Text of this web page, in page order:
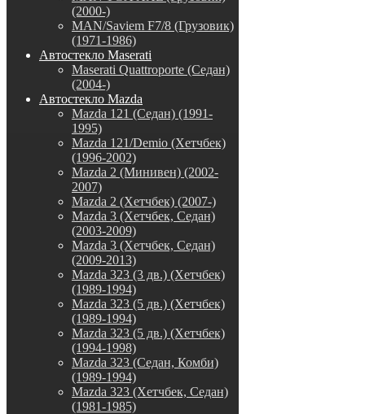
(2000-)
MAN/Saviem F7/8 (Грузовик)
(1971-1986)
Автостекло Maserati
Maserati Quattroporte (Седан)
(2004-)
Автостекло Mazda
Mazda 121 (Седан) (1991-
1995)
Mazda 121/Demio (Хетчбек)
(1996-2002)
Mazda 2 (Минивен) (2002-
2007)
Mazda 2 (Хетчбек) (2007-)
Mazda 3 (Хетчбек, Седан)
(2003-2009)
Mazda 3 (Хетчбек, Седан)
(2009-2013)
Mazda 323 (3 дв.) (Хетчбек)
(1989-1994)
Mazda 323 (5 дв.) (Хетчбек)
(1989-1994)
Mazda 323 (5 дв.) (Хетчбек)
(1994-1998)
Mazda 323 (Седан, Комби)
(1989-1994)
Mazda 323 (Хетчбек, Седан)
(1981-1985)